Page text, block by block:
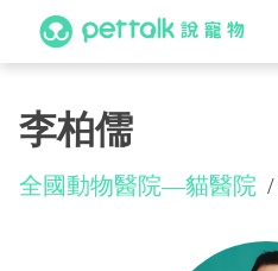
李柏儒
全國動物醫院—貓醫院